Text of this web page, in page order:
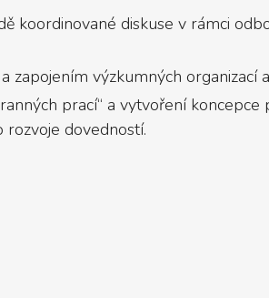
koordinované diskuse v rámci
výzkumných organizací
prací“ a vytvoření koncepce
rozvoje dovedností.